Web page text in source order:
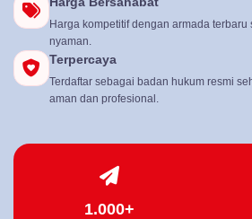
Harga kompetitif dengan armada
nyaman.
Terpercaya
Terdaftar sebagai badan hukum resmi
aman dan profesional.
1.000+